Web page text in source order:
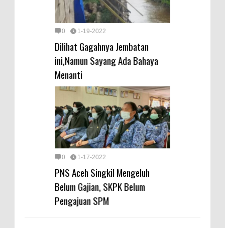
0 1-19-2022
Dilihat Gagahnya Jembatan
ini,Namun Sayang Ada Bahaya
Menanti
0 1-17-2022
PNS Aceh Singkil Mengeluh
Belum Gajian, SKPK Belum
Pengajuan SPM